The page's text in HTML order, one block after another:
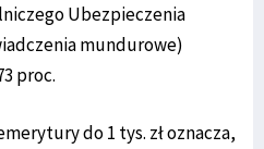
Ubezpieczenia
mundurowe)
proc.
do 1 tys. zł oznacza,